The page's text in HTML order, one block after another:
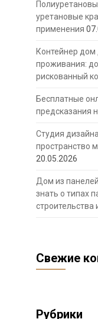
уретановые
применения
Контейнер дом
проживания:
рискованный
Бесплатные
предсказания
Студия
пространство
20.05.2026
Дом из
знать о типах
строительства
Свежие
Рубрики